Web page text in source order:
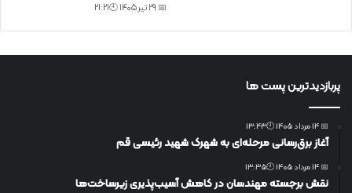
📅 29 تیر 1405 🕙21:21
پربازدیدترین پست ها
📅 14 مرداد 1405 🕙13:43
آغاز برق‌رسانی مرحله‌ای به شهرک شهید رئیسی قم
📅 14 مرداد 1405 🕙13:35
نقش برجسته مهندسان در کاهش آسیب‌پذیری زیرساخت‌ها